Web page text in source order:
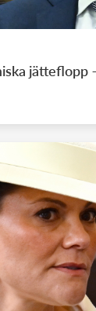
jätteflopp